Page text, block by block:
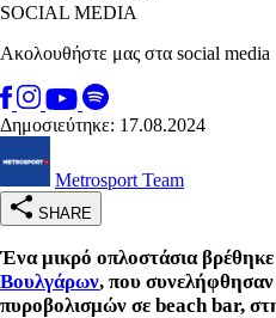
SOCIAL MEDIA
Ακολουθήστε μας στα social media
Δημοσιεύτηκε: 17.08.2024
Metrosport Team
SHARE
Ένα μικρό οπλοστάσια
Βουλγάρων, που συνελήφθησαν
πυροβολισμών σε beach bar,